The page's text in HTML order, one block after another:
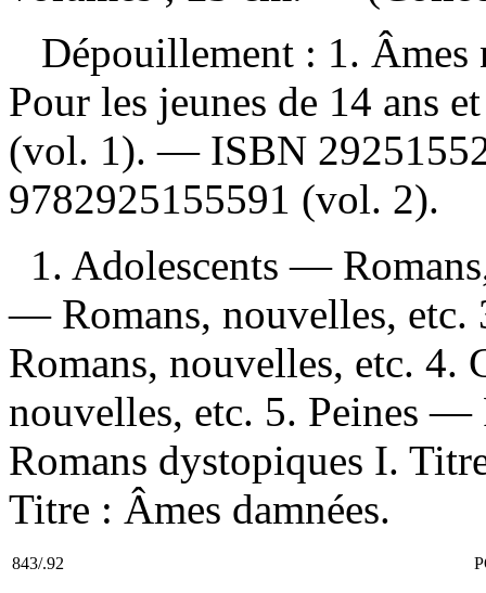
Dépouillement : 1. Âmes
Pour les jeunes de 14 ans
(vol. 1). — ISBN
9782925155591 (vol. 2).
1. Adolescents —
— Romans, nouvelles,
Romans, nouvelles, etc.
nouvelles, etc. 5. Peines —
Romans dystopiques I.
Titre : Âmes damnées.
843/.92